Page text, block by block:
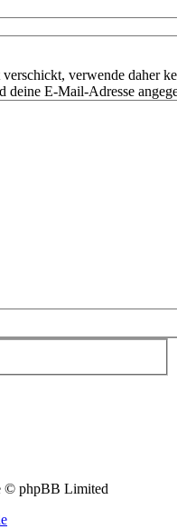
verwende daher
E-Mail-Adresse
© phpBB Limited